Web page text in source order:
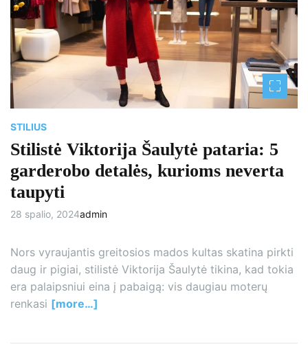
e
d
r
e
a
d
t
i
m
e
STILIUS
Stilistė Viktorija Šaulytė pataria: 5
garderobo detalės, kurioms neverta
taupyti
28 spalio, 2024admin
Nors vyraujantis greitosios mados kultas skatina pirkti
daug ir pigiai, stilistė Viktorija Šaulytė tikina, kad tokia
era palaipsniui eina į pabaigą: vis daugiau moterų
renkasi [more…]